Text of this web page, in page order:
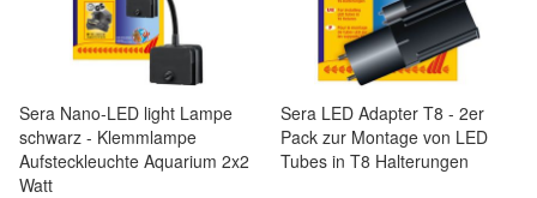
Sera Nano-LED light Lampe
schwarz - Klemmlampe
Aufsteckleuchte Aquarium 2x2
Watt
Sera LED Adapter T8 - 2er
Pack zur Montage von LED
Tubes in T8 Halterungen